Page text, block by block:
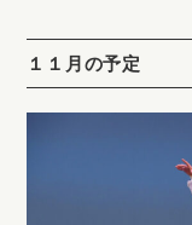
１１月の予定